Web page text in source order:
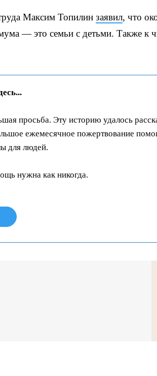
Максим Топилин заявил, что
— это семьи с детьми. Также к
просьба. Эту историю удалось
ежемесячное пожертвование
для людей.
нужна как никогда.